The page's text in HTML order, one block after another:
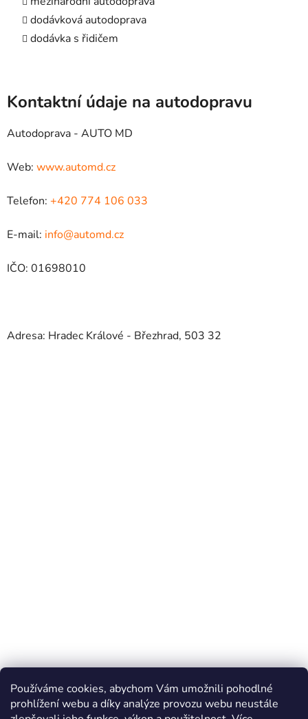
Používáme cookies, abychom Vám umožnili pohodlné
prohlížení webu a díky analýze provozu webu neustále
dodávková autodoprava
dodávka s řidičem
Kontaktní údaje na autodopravu
Autodoprava - AUTO MD
Web: www.automd.cz
Telefon: +420 774 106 033
E-mail: info@automd.cz
IČO: 01698010
Adresa: Hradec Králové - Březhrad, 503 32